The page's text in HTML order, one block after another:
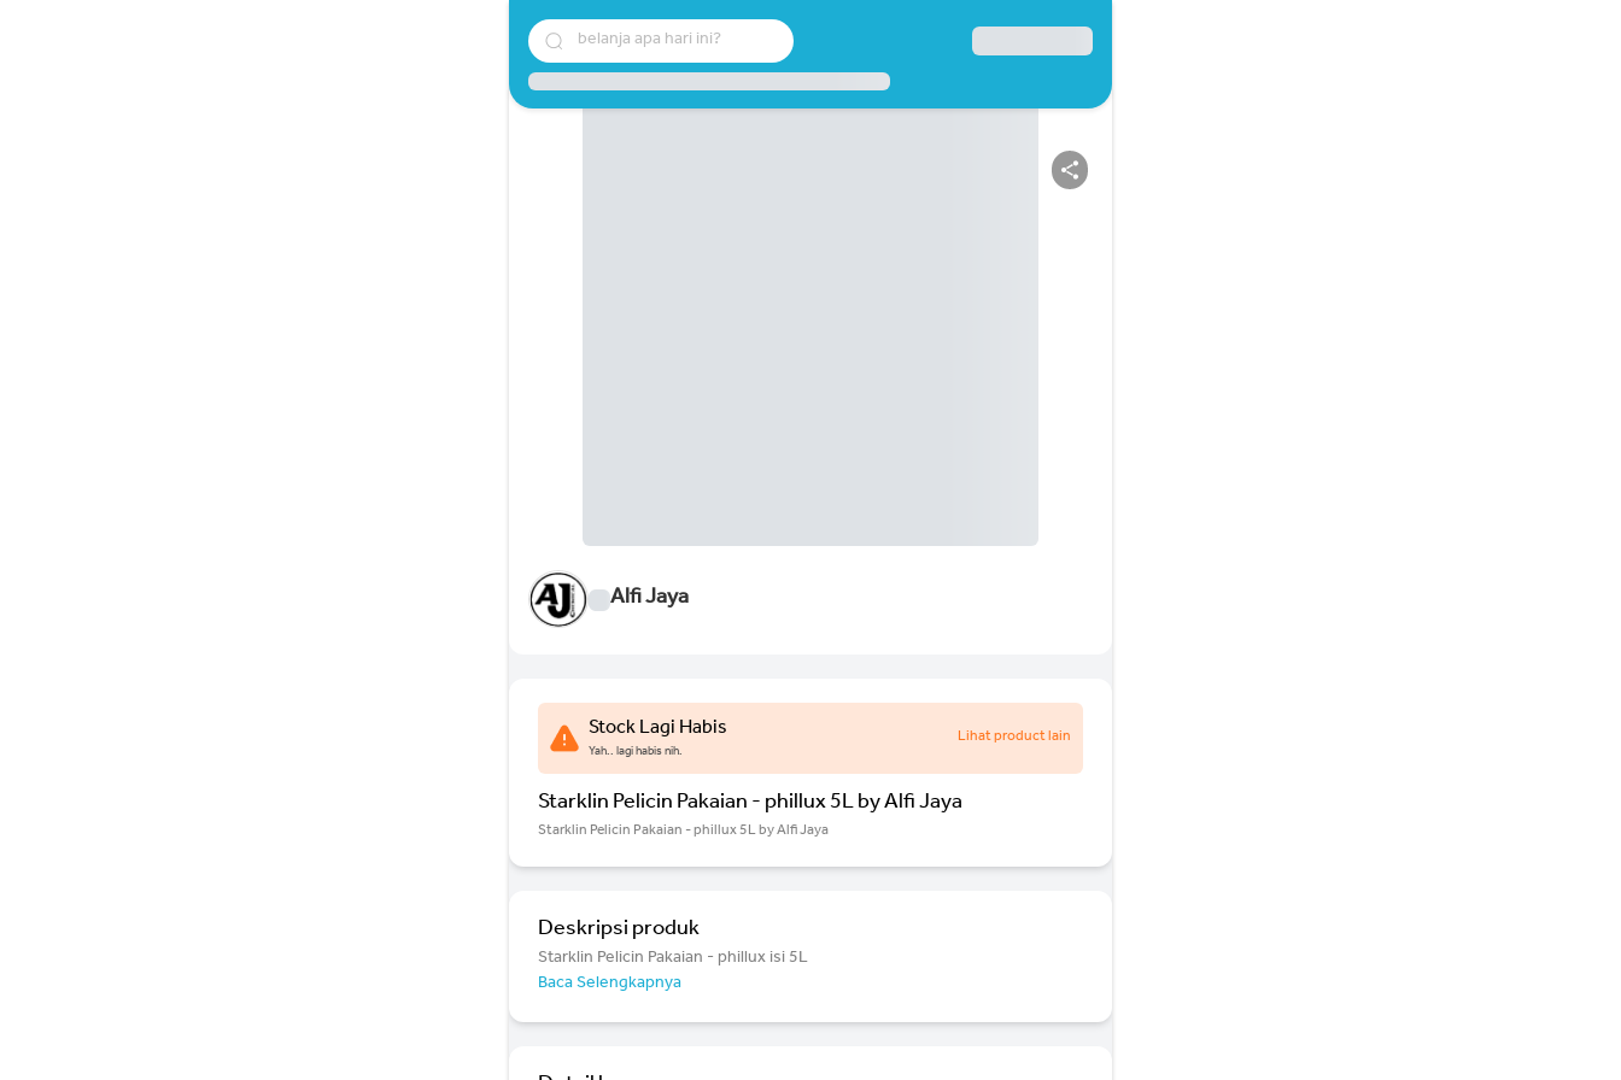
belanja apa hari ini?
Alfi Jaya
Stock Lagi Habis
Yah.. lagi habis nih.
Lihat product lain
Starklin Pelicin Pakaian - phillux 5L by Alfi Jaya
Starklin Pelicin Pakaian - phillux 5L by Alfi Jaya
Deskripsi produk
Starklin Pelicin Pakaian - phillux isi 5L
Baca Selengkapnya